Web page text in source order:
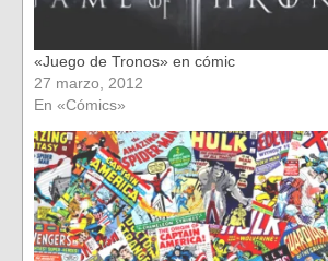
«Juego de Tronos» en cómic
27 marzo, 2012
En «Cómics»